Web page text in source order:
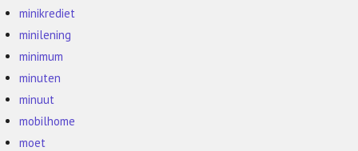
minikrediet
minilening
minimum
minuten
minuut
mobilhome
moet